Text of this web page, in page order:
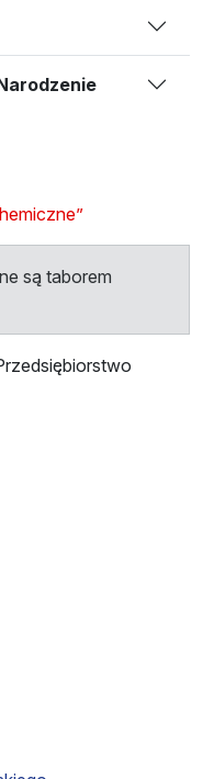
są taborem